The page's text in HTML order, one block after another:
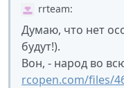
rrteam:
Думаю, что нет
будут!).
Вон, - народ во
rcopen.com/files/